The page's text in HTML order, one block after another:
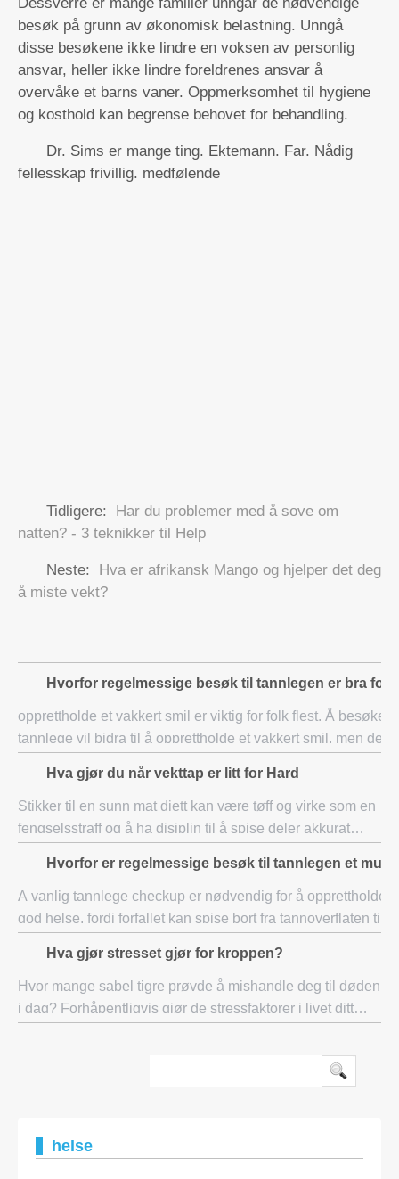
besøk på grunn av økonomisk belastning. Unngå
disse besøkene ikke lindre en voksen av personlig
ansvar, heller ikke lindre foreldrenes ansvar å
overvåke et barns vaner. Oppmerksomhet til hygiene
og kosthold kan begrense behovet for behandling.
Dr. Sims er mange ting. Ektemann. Far. Nådig
fellesskap frivillig. medfølende
Tidligere:
Har du problemer med å sove om
natten? - 3 teknikker til Help
Neste:
Hva er afrikansk Mango og hjelper det deg
å miste vekt?
Hvorfor regelmessige besøk til tannlegen er bra for
opprettholde et vakkert smil er viktig for folk flest. Å besøke
tannlege vil bidra til å opprettholde et vakkert smil, men det
Hva gjør du når vekttap er litt for Hard
Stikker til en sunn mat diett kan være tøff og virke som en
fengselsstraff og å ha disiplin til å spise deler akkurat
beslutning ved hvert måltid elle
Hvorfor er regelmessige besøk til tannlegen et
A vanlig tannlege checkup er nødvendig for å opprettholde
god helse, fordi forfallet kan spise bort fra tannoverflaten til
cleanings og he
Hva gjør stresset gjør for kroppen?
Hvor mange sabel tigre prøvde å mishandle deg til døden
i dag? Forhåpentligvis gjør de stressfaktorer i livet ditt
helse